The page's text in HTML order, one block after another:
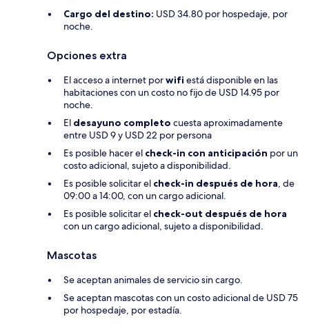
Cargo del destino: USD 34.80 por hospedaje, por
noche.
Opciones extra
El acceso a internet porwifi está disponible en las
habitaciones con un costo no fijo de USD 14.95 por
noche.
El desayuno completo cuesta aproximadamente
entre USD 9 y USD 22 por persona
Es posible hacer el check-in con anticipación por un
costo adicional, sujeto a disponibilidad.
Es posible solicitar el check-in después de hora, de
09:00 a 14:00, con un cargo adicional.
Es posible solicitar el check-out después de hora
con un cargo adicional, sujeto a disponibilidad.
Mascotas
Se aceptan animales de servicio sin cargo.
Se aceptan mascotas con un costo adicional de USD 75
por hospedaje, por estadía.